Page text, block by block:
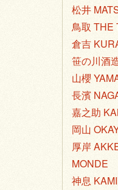
松井
鳥取 THE
倉吉
笹の川酒
山櫻
長濱
嘉之助
岡山
厚岸
MONDE
神息